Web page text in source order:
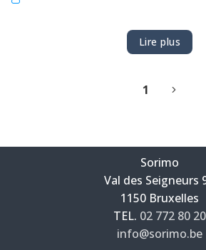
Lire plus
1
Sorimo
—
Val des Seigneurs
—
1150 Bruxelles
TEL. 02 772 80 20
—
info@sorimo.be